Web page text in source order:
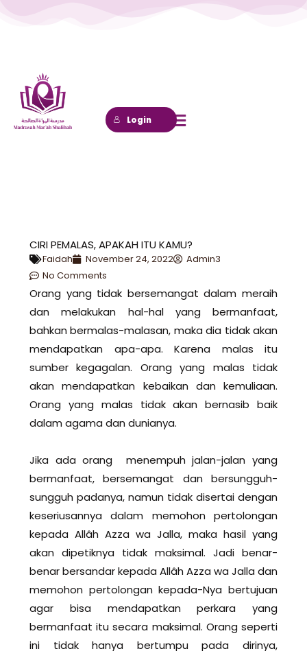
Login
CIRI PEMALAS, APAKAH ITU KAMU?
Faidah November 24, 2022
Admin3
No Comments
Orang yang tidak bersemangat dalam meraih
dan melakukan hal-hal yang bermanfaat,
bahkan bermalas-malasan, maka dia tidak akan
mendapatkan apa-apa. Karena malas itu
sumber kegagalan. Orang yang malas tidak
akan mendapatkan kebaikan dan kemuliaan.
Orang yang malas tidak akan bernasib baik
dalam agama dan dunianya.
Jika ada orang menempuh jalan-jalan yang
bermanfaat, bersemangat dan bersungguh-
sungguh padanya, namun tidak disertai dengan
keseriusannya dalam memohon pertolongan
kepada Allâh Azza wa Jalla, maka hasil yang
akan dipetiknya tidak maksimal. Jadi benar-
benar bersandar kepada Allâh Azza wa Jalla dan
memohon pertolongan kepada-Nya bertujuan
agar bisa mendapatkan perkara yang
bermanfaat itu secara maksimal. Orang seperti
ini tidak hanya bertumpu pada dirinya,